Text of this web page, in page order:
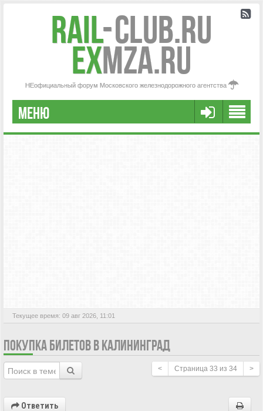
Rail-Club.RU
exMZA.RU
НЕофициальный форум Московского железнодорожного агентства
МЕНЮ
РЕГИСТРАЦИЯ
Текущее время: 09 авг 2026, 11:01
ПОКУПКА БИЛЕТОВ В КАЛИНИНГРАД
< Страница 33 из 34 >
Ответить